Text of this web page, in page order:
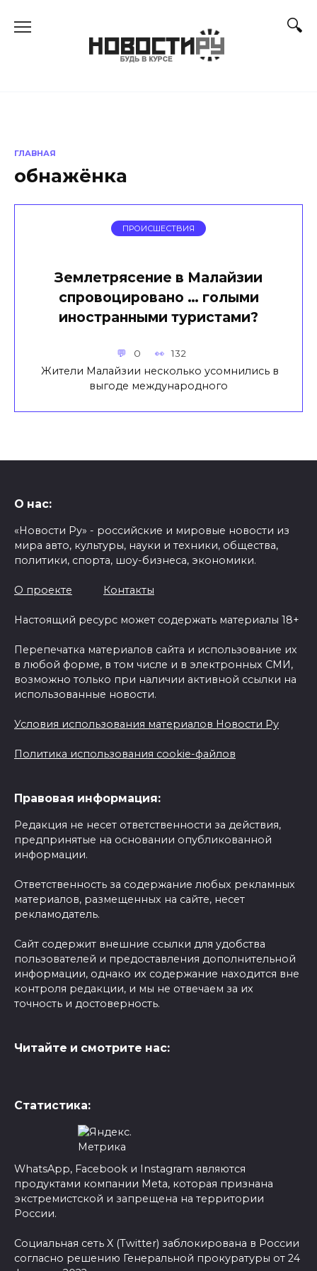
ГЛАВНАЯ
обнажёнка
ПРОИСШЕСТВИЯ
Землетрясение в Малайзии
спровоцировано … голыми
иностранными туристами?
0 132
Жители Малайзии несколько усомнились в
выгоде международного
О нас:
«Новости Ру» - российские и мировые новости из
мира авто, культуры, науки и техники, общества,
политики, спорта, шоу-бизнеса, экономики.
О проекте Контакты
Настоящий ресурс может содержать материалы 18+
Перепечатка материалов сайта и использование их
в любой форме, в том числе и в электронных СМИ,
возможно только при наличии активной ссылки на
использованные новости.
Условия использования материалов Новости Ру
Политика использования cookie-файлов
Правовая информация:
Редакция не несет ответственности за действия,
предпринятые на основании опубликованной
информации.
Ответственность за содержание любых рекламных
материалов, размещенных на сайте, несет
рекламодатель.
Сайт содержит внешние ссылки для удобства
пользователей и предоставления дополнительной
информации, однако их содержание находится вне
контроля редакции, и мы не отвечаем за их
точность и достоверность.
Читайте и смотрите нас:
Статистика:
WhatsApp, Facebook и Instagram являются
продуктами компании Meta, которая признана
экстремистской и запрещена на территории
России.
Социальная сеть X (Twitter) заблокирована в России
согласно решению Генеральной прокуратуры от 24